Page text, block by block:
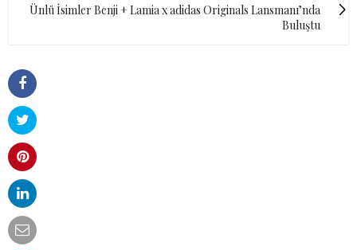
Ünlü İsimler Benji + Lamia x adidas Originals Lansmanı’nda
Buluştu